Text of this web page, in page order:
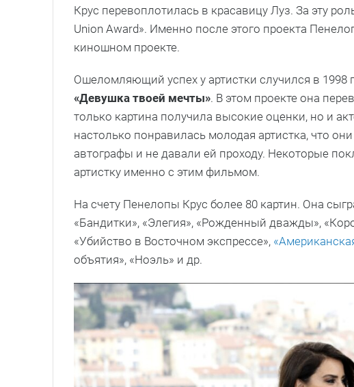
Крус перевоплотилась в красавицу Луз. За эту
Union Award». Именно после этого проекта
киношном проекте.
Ошеломляющий успех у артистки случился в 1998
«Девушка твоей мечты». В этом проекте она
только картина получила высокие оценки, но и
настолько понравилась молодая артистка, что
автографы и не давали ей проходу. Некоторые
артистку именно с этим фильмом.
На счету Пенелопы Крус более 80 картин. Она
«Бандитки», «Элегия», «Рожденный дважды»,
«Убийство в Восточном экспрессе»,
объятия», «Ноэль» и др.